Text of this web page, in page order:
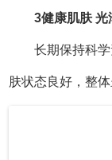
肤又能促进肠道
眠质量；红树莓
抗菌美容的双重功